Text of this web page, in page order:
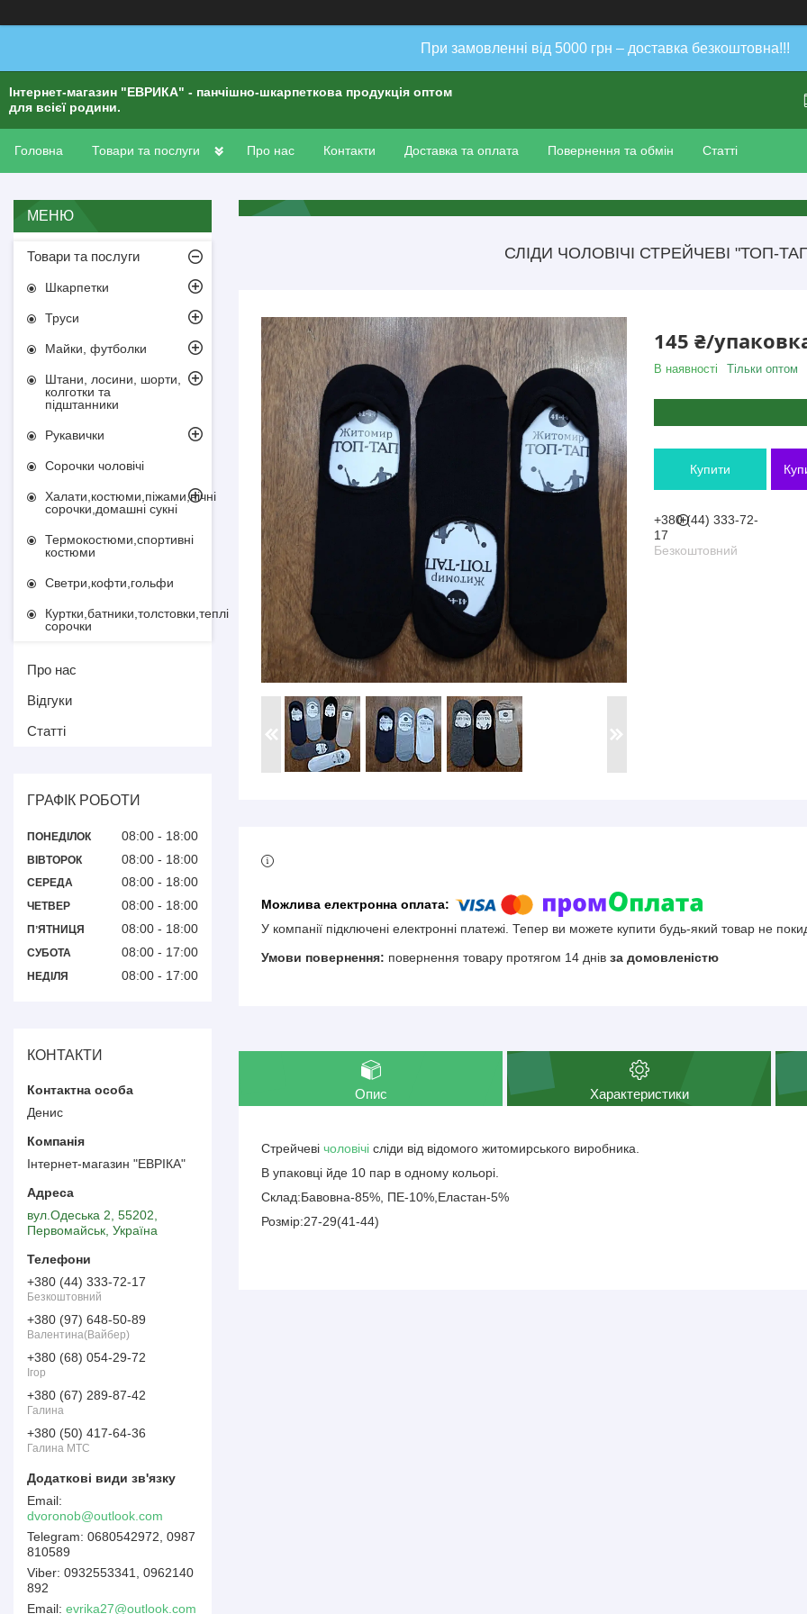
При замовленні від 5000 грн – доставка безкоштовна!!!
Інтернет-магазин "ЕВРИКА" - панчішно-шкарпеткова продукція оптом
для всієї родини.
Головна Товари та послуги Про нас Контакти Доставка та оплата Повернення та обмін Статті
СЛІДИ ЧОЛОВІЧІ СТРЕЙЧЕВІ "ТОП-
145 ₴/
В наявності Тільки оптом
Купити
+380 (44) 333-72-
17
Безкоштовний
У компанії підключені електронні платежі. Тепер ви можете купити будь-який товар не
повернення товару протягом 14 днів за домовленістю
Опис Характеристики
Стрейчеві чоловічі сліди від відомого житомирського виробника.
В упаковці йде 10 пар в одному кольорі.
Склад:Бавовна-85%, ПЕ-10%,Еластан-5%
Розмір:27-29(41-44)
Товари та послуги
Шкарпетки
Труси
Майки, футболки
Штани, лосини, шорти,
колготки та
підштанники
Рукавички
Сорочки чоловічі
Халати,костюми,піжами,нічні
сорочки,домашні сукні
Термокостюми,спортивні
костюми
Светри,кофти,гольфи
Куртки,батники,толстовки,теплі
сорочки
Про нас
Відгуки
Статті
ГРАФІК РОБОТИ
ПОНЕДІЛОК 08:00 18:00
ВІВТОРОК 08:00 18:00
СЕРЕДА 08:00 18:00
ЧЕТВЕР 08:00 18:00
ПʼЯТНИЦЯ 08:00 18:00
СУБОТА 08:00 17:00
НЕДІЛЯ 08:00 17:00
КОНТАКТИ
Денис
Інтернет-магазин "ЕВРІКА"
вул.Одеська 2, 55202,
Первомайськ, Україна
+380 (44) 333-72-17
Безкоштовний
+380 (97) 648-50-89
Валентина(Вайбер)
+380 (68) 054-29-72
Ігор
+380 (67) 289-87-42
Галина
+380 (50) 417-64-36
Галина МТС
dvoronob@outlook.com
0680542972, 0987
810589
0932553341, 0962140
892
Email evrika27@outlook.com